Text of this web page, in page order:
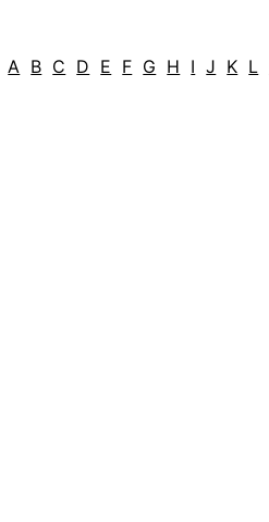
A B C D E F G H I J K L